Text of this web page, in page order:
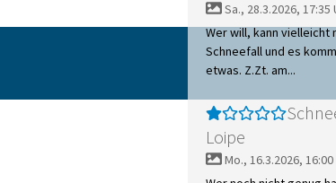
Sa., 28.3.2026, 17:35
Wer will, kann vielleicht
Schneefall und es
etwas. Z.Zt. am...
Loipe
Mo., 16.3.2026, 16:00